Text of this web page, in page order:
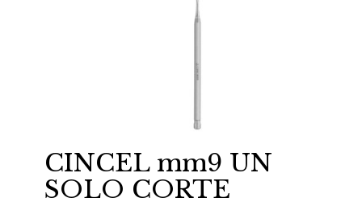
CINCEL mm9 UN
SOLO CORTE